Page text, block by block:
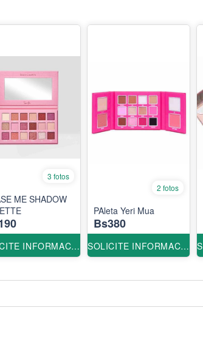
3 fotos
ME SHADOW
SOLICITE INFORMACION
2 fotos
PAleta Yeri Mua
Bs380
SOLICITE INFORMACION